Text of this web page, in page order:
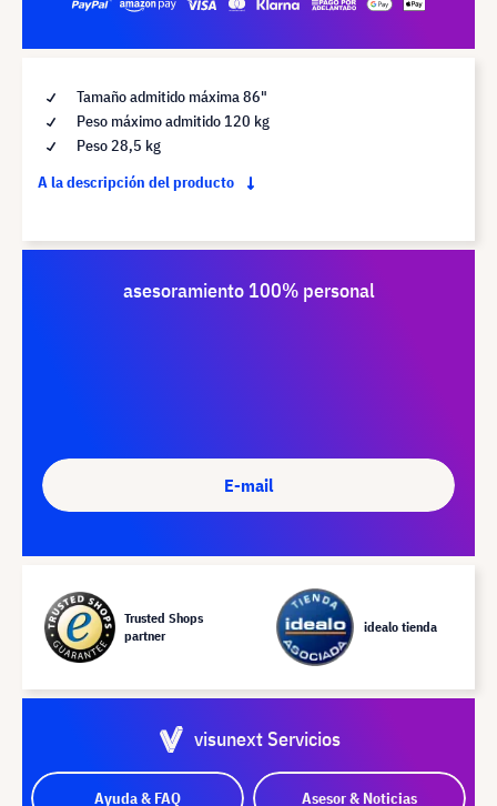
Tamaño admitido máxima 86"
Peso máximo admitido 120 kg
Peso 28,5 kg
A la descripción del producto
asesoramiento 100% personal
E-mail
Trusted Shops
partner
idealo tienda
visunext Servicios
Ayuda & FAQ Asesor & Noticias